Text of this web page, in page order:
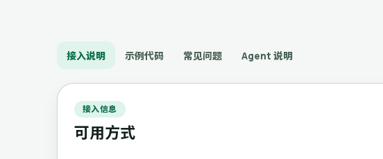
接入说明 示例代码 常见问题 Agent 说明
接入信息
可用方式